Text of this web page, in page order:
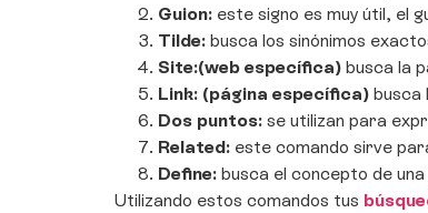
Guion: este signo es muy útil, el
Tilde: busca los sinónimos
Site:(web específica) busca la
Link: (página específica) busca
Dos puntos: se utilizan para
Related: este comando sirve
Define: busca el concepto de
Utilizando estos comandos tus